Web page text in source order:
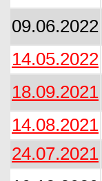
09.06.2022
14.05.2022
18.09.2021
14.08.2021
24.07.2021